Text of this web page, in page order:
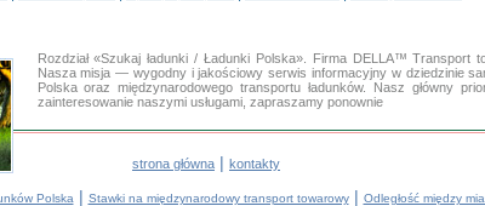
Rozdział «Szukaj ładunki / Ładunki Polska». Firma DELLA™ Transport
Nasza misja — wygodny i jakościowy serwis informacyjny w dziedzinie
Polska oraz międzynarodowego transportu ładunków. Nasz główny
zainteresowanie naszymi usługami, zapraszamy ponownie
strona główna | kontakty
Polska | Stawki na międzynarodowy transport towarowy| Odległość między